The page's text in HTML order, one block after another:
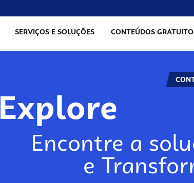
SERVIÇOS E SOLUÇÕES CONTEÚDOS
Explore
Encontre a
e